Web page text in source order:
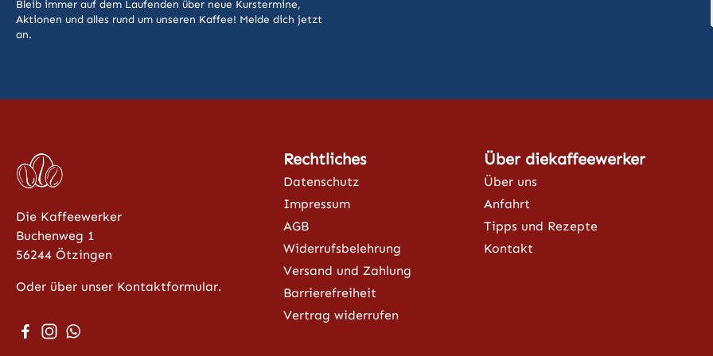
Bleib immer auf dem Laufenden über neue Kurstermine,
Aktionen und alles rund um unseren Kaffee! Melde dich jetzt
an.
Die Kaffeewerker
Buchenweg 1
56244 Ötzingen
Oder über unser Kontaktformular.
Besuche uns auf Facebook – öffnet in neuem Tab (externer Link)
Schau auf Instagram vorbei – öffnet in neuem Tab (externer Link)
Schreib uns auf WhatsApp – öffnet in neuem Tab (externer Link)
Rechtliches
Datenschutz
Impressum
AGB
Widerrufsbelehrung
Versand und Zahlung
Barrierefreiheit
Vertrag widerrufen
Über diekaffeewerker
Über uns
Anfahrt
Tipps und Rezepte
Kontakt